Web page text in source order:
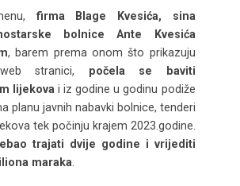
firma Blage Kvesića, sina
bolnice Ante Kvesića
, barem prema onom što prikazuju
stranici, počela se baviti
lijekova i iz godine u godinu podiže
planu javnih nabavki bolnice, tenderi
tek počinju krajem 2023.godine.
trajati dvije godine i vrijediti
maraka